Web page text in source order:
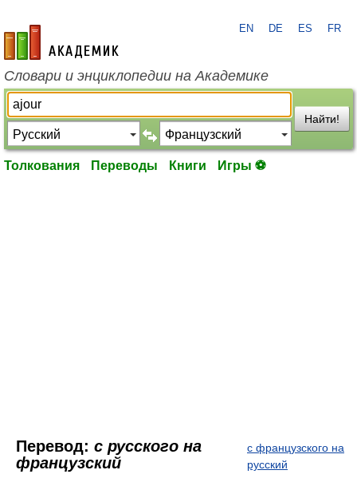
academic.ru
EN DE ES FR
Словари и энциклопедии на Академике
Найти!
Толкования Переводы Книги Игры ⚽
Перевод: с русского на
французский
с французского на
русский